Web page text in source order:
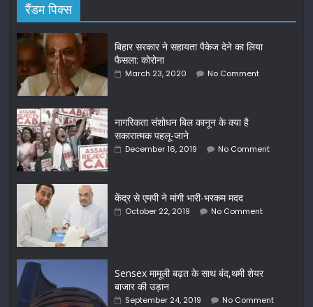
रैंडम पिक्स
बिहार सरकार ने सहायता पैकेज देने का लिया
फैसला: कोरोना
March 23, 2020 No Comment
नागरिकता संशोधन बिल कानून के क्या है
सकारात्मक पहलू-जाने
December 16, 2019 No Comment
केंद्र से एमपी ने मांगी भारी-भरकम मदद
October 22, 2019 No Comment
Sensex मामूली बढ़त के साथ बंद,थमी शेयर
बाजार की उड़ान
September 24, 2019 No Comment